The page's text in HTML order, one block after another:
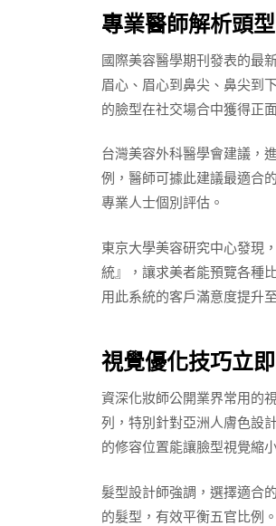
專業醫師解析頭
國際美容醫學期刊發表的最
眉心、眉心到鼻尖、鼻尖到
的臉型在社交場合中獲得正
台灣美容外科醫學會建議，
例，醫師可據此建議最適合
專業人士個別評估。
東京大學美容研究中心發現
統』，讓求美者能預覽各種
用此系統的客戶滿意度提升至
視覺優化技巧立
資深化妝師公開業界常用的
列，特別針對亞洲人膚色設
的修容位置能讓臉型視覺縮小
髮型設計師強調，選擇適合
的髮型，有效平衡五官比例